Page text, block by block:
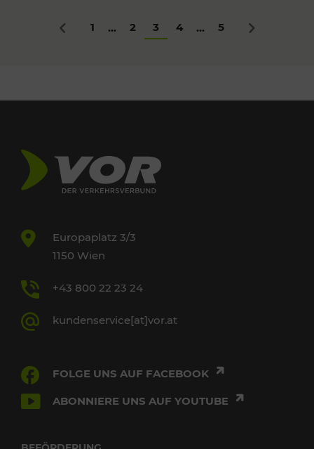
Zurück
1 ... 2 3 4 ... 5 Nächstes
Europaplatz 3/3
1150 Wien
+43 800 22 23 24
kundenservice[at]vor.at
FOLGE UNS AUF FACEBOOK
ABONNIERE UNS AUF YOUTUBE